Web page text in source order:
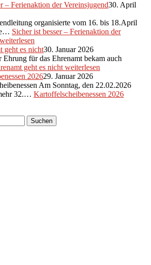
– Ferienaktion der Vereinsjugend30. April
organisierte vom 16. bis 18.April
Sicher ist besser – Ferienaktion der
weiterlesen
geht es nicht30. Januar 2026
Ehrung für das Ehrenamt bekam auch
geht es nicht weiterlesen
202629. Januar 2026
Am Sonntag, den 22.02.2026
32.… Kartoffelscheibenessen 2026
Suchen